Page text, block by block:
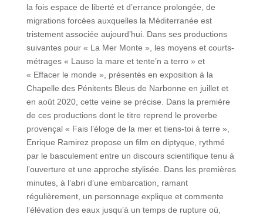
la fois espace de liberté et d’errance prolongée, de
migrations forcées auxquelles la Méditerranée est
tristement associée aujourd’hui. Dans ses productions
suivantes pour « La Mer Monte », les moyens et courts-
métrages « Lauso la mare et tente’n a terro » et
« Effacer le monde », présentés en exposition à la
Chapelle des Pénitents Bleus de Narbonne en juillet et
en août 2020, cette veine se précise. Dans la première
de ces productions dont le titre reprend le proverbe
provençal « Fais l’éloge de la mer et tiens-toi à terre »,
Enrique Ramirez propose un film en diptyque, rythmé
par le basculement entre un discours scientifique tenu à
l’ouverture et une approche stylisée. Dans les premières
minutes, à l’abri d’une embarcation, ramant
régulièrement, un personnage explique et commente
l’élévation des eaux jusqu’à un temps de rupture où,